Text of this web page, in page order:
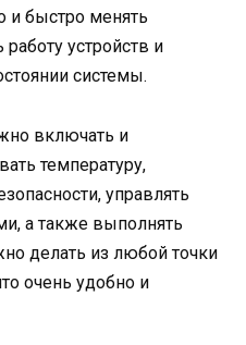
и быстро менять
устройств и
системы.
включать и
температуру,
управлять
а также выполнять
делать из любой точки
очень удобно и